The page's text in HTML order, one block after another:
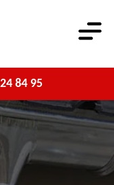
84 95